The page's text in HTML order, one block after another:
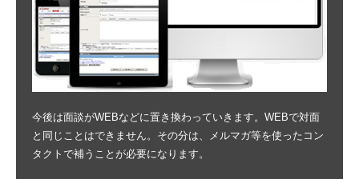
今後は面談がWEBなどに置き換わっていきます。WEBで対面
と同じことはできません。その分は、メルマガ等を使ったコン
タクトで補うことが必要になります。